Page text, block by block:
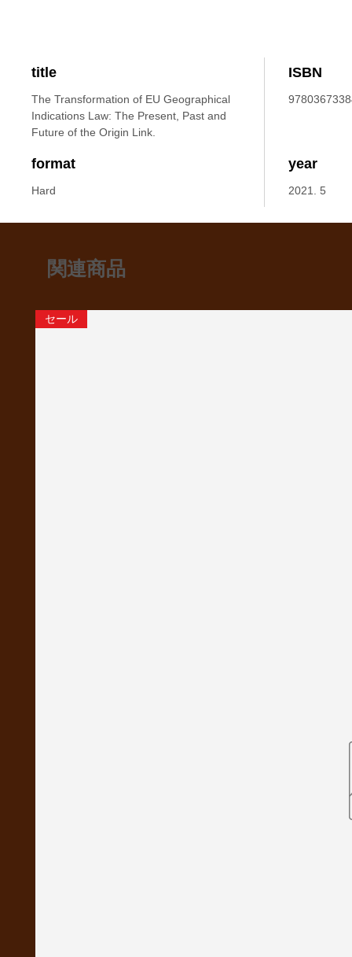
title
The Transformation of EU Geographical
Indications Law: The Present, Past and
Future of the Origin Link.
ISBN
format
Hard
year
2021. 5
関連商品
セール